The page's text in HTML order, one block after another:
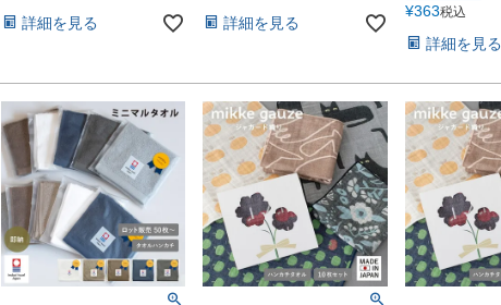
詳細を見る 詳細を見る
¥363税込
詳細を見る